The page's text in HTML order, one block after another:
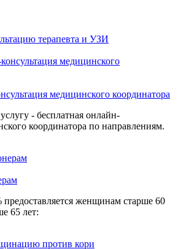
терапевта и УЗИ
медицинского координатора
- бесплатная онлайн-
координатора по направлениям.
предоставляется женщинам старше 60
65 лет: